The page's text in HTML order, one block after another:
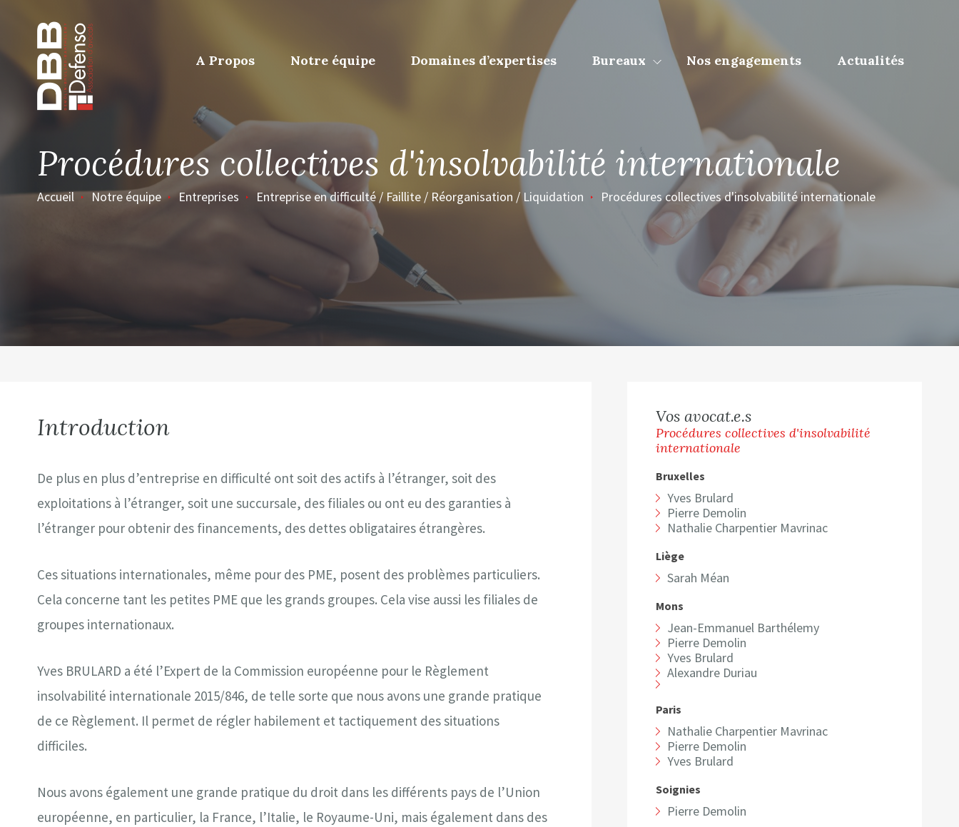
Page d’accueil
A Propos Notre équipe Domaines d’expertises Bureaux Nos engagements Actualités
Procédures collectives d'insolvabilité internationale
Accueil Notre équipe Entreprises Entreprise en difficulté / Faillite / Réorganisation / Liquidation Procédures collectives d'insolvabilité internationale
Introduction
De plus en plus d’entreprise en difficulté ont soit des actifs à l’étranger, soit des
exploitations à l’étranger, soit une succursale, des filiales ou ont eu des garanties à
l’étranger pour obtenir des financements, des dettes obligataires étrangères.
Ces situations internationales, même pour des PME, posent des problèmes particuliers.
Cela concerne tant les petites PME que les grands groupes. Cela vise aussi les filiales de
groupes internationaux.
Yves BRULARD a été l’Expert de la Commission européenne pour le Règlement
insolvabilité internationale 2015/846, de telle sorte que nous avons une grande pratique
de ce Règlement. Il permet de régler habilement et tactiquement des situations
difficiles.
Nous avons également une grande pratique du droit dans les différents pays de l’Union
européenne, en particulier, la France, l’Italie, le Royaume-Uni, mais également dans des
Vos avocat.e.s
Procédures collectives d'insolvabilité
internationale
Bruxelles
Yves Brulard
Pierre Demolin
Nathalie Charpentier Mavrinac
Liège
Sarah Méan
Mons
Jean-Emmanuel Barthélemy
Pierre Demolin
Yves Brulard
Alexandre Duriau
Paris
Nathalie Charpentier Mavrinac
Pierre Demolin
Yves Brulard
Soignies
Pierre Demolin